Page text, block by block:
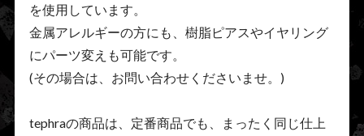
を使用しています。
金属アレルギーの方にも、樹脂ピアスやイヤリング
にパーツ変えも可能です。
(その場合は、お問い合わせくださいませ。)
tephraの商品は、定番商品でも、まったく同じ仕上